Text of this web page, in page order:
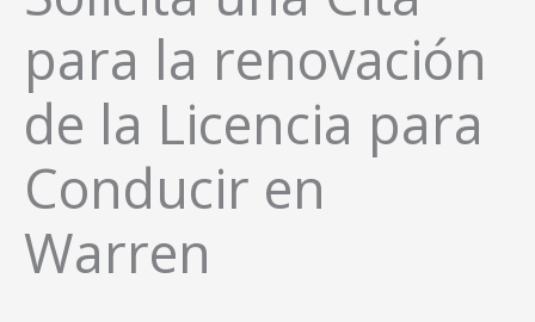
para la renovación
de la Licencia para
Conducir en
Warren